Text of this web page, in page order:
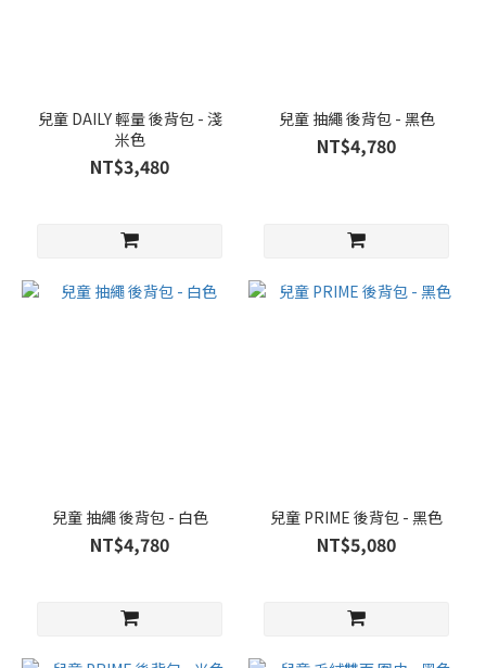
兒童 DAILY 輕量 後背包 - 淺
米色
NT$3,480
兒童 抽繩 後背包 - 黑色
NT$4,780
兒童 抽繩 後背包 - 白色
NT$4,780
兒童 PRIME 後背包 - 黑色
NT$5,080